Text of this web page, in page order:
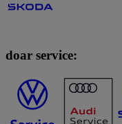
doar service: